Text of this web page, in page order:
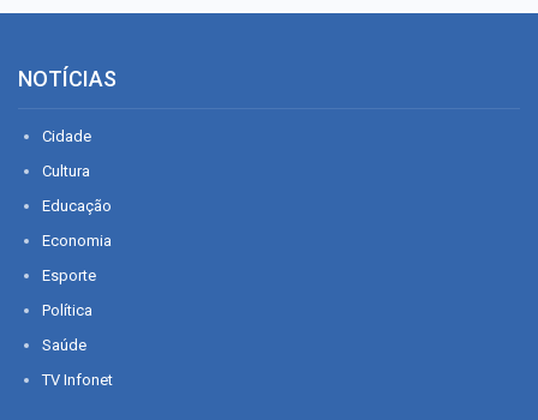
NOTÍCIAS
Cidade
Cultura
Educação
Economia
Esporte
Política
Saúde
TV Infonet